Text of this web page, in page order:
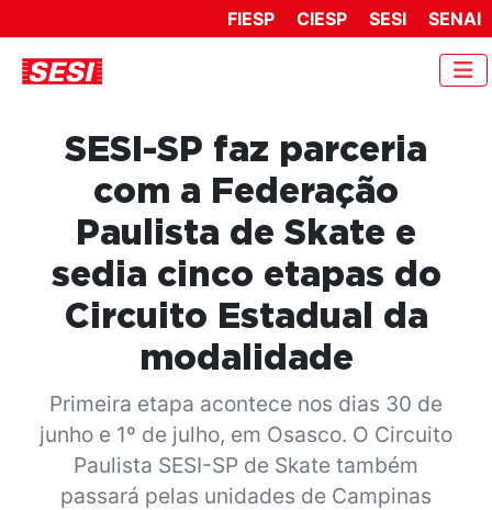
FIESP CIESP SESI SENAI
SESI-SP faz parceria
com a Federação
Paulista de Skate e
sedia cinco etapas do
Circuito Estadual da
modalidade
Primeira etapa acontece nos dias 30 de
junho e 1º de julho, em Osasco. O Circuito
Paulista SESI-SP de Skate também
passará pelas unidades de Campinas